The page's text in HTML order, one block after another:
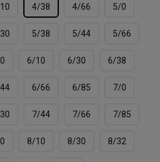
4/38 4/66 5/0
5/38 5/44 5/66
6/10 6/30 6/38
6/66 6/85 7/0
7/44 7/66 7/85
8/10 8/30 8/32